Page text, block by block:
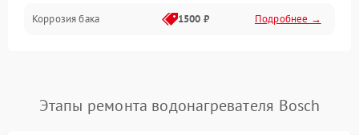
Коррозия бака 1500 ₽ Подробнее →
Этапы ремонта водонагревателя Bosch